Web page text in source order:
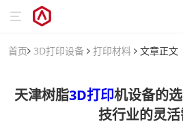
首页 3D打印设备 打印材料 文章正文
天津树脂3D打印机设备的
技行业的灵